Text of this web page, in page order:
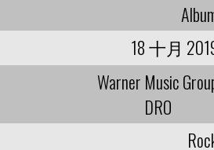
18 十月
Warner Music
DRO